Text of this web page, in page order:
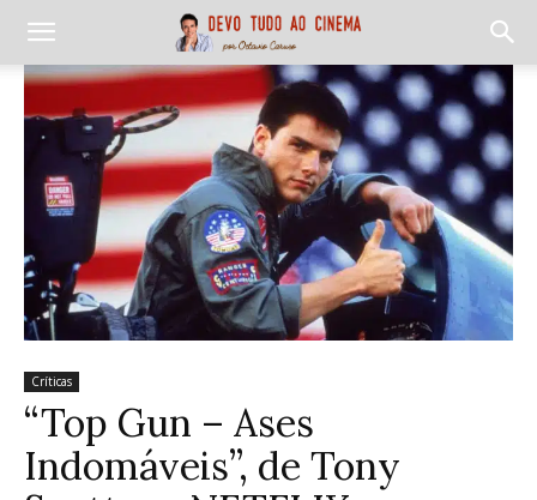
Críticas
“Top Gun – Ases
Indomáveis”, de Tony